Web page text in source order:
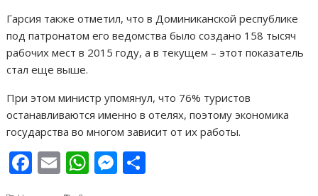
Гарсия также отметил, что в Доминиканской республике
под патронатом его ведомства было создано 158 тысяч
рабочих мест в 2015 году, а в текущем – этот показатель
стал еще выше.
При этом министр упомянул, что 76% туристов
останавливаются именно в отелях, поэтому экономика
государства во многом зависит от их работы.
F E W M